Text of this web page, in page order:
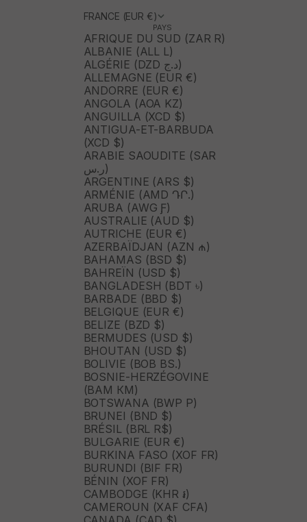
FRANCE (EUR €)
PAYS
AFRIQUE DU SUD (ZAR R)
ALBANIE (ALL L)
ALGÉRIE (DZD د.ج)
ALLEMAGNE (EUR €)
ANDORRE (EUR €)
ANGOLA (AOA KZ)
ANGUILLA (XCD $)
ANTIGUA-ET-BARBUDA
(XCD $)
ARABIE SAOUDITE (SAR
ر.س)
ARGENTINE (ARS $)
ARMÉNIE (AMD ԴՐ.)
ARUBA (AWG Ƒ)
AUSTRALIE (AUD $)
AUTRICHE (EUR €)
AZERBAÏDJAN (AZN ₼)
BAHAMAS (BSD $)
BAHREÏN (USD $)
BANGLADESH (BDT ৳)
BARBADE (BBD $)
BELGIQUE (EUR €)
BELIZE (BZD $)
BERMUDES (USD $)
BHOUTAN (USD $)
BOLIVIE (BOB BS.)
BOSNIE-HERZÉGOVINE
(BAM КМ)
BOTSWANA (BWP P)
BRUNEI (BND $)
BRÉSIL (BRL R$)
BULGARIE (EUR €)
BURKINA FASO (XOF FR)
BURUNDI (BIF FR)
BÉNIN (XOF FR)
CAMBODGE (KHR ៛)
CAMEROUN (XAF CFA)